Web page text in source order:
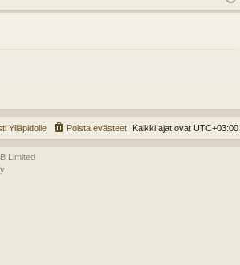
K du er
Kaikki ajat ovat UTC+03:00
Poista evästeet
Ylläpidolle
Limited